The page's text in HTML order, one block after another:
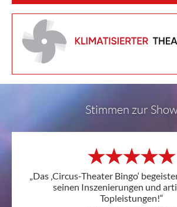
Stimmen zur
„Das ‚Circus-Theater Bingo‘
seinen Inszenierungen und
Topleistungen!“
Falls Sie Dokumente und Dateien
der Upload einige Minuten in